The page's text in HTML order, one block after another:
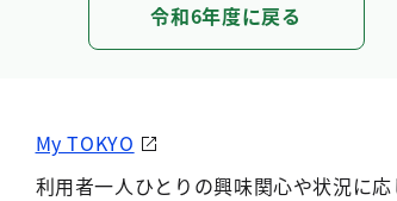
令和6年度に戻る
My TOKYO
利用者一人ひとりの興味関心や状況に